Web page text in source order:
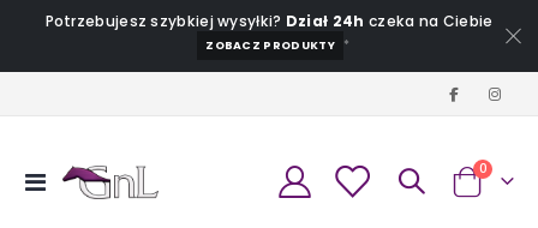
Potrzebujesz szybkiej wysyłki? Dział 24h czeka na Ciebie
ZOBACZ PRODUKTY *
Przełącznik
Koszyk
0